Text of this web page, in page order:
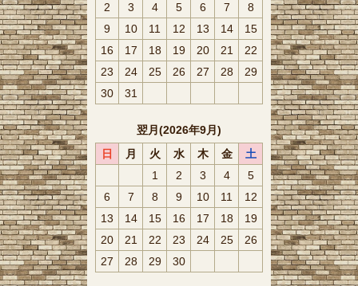
2
3 4 5 6 7
8
9
10 11 12 13 14
15
16
17 18 19 20 21
22
23
24 25 26 27 28
29
30
31
翌月(2026年9月)
日
月 火 水 木 金
土
1
2 3 4
5
6
7 8 9 10 11
12
13
14 15 16 17 18
19
20
21 22 23 24 25
26
27
28 29 30